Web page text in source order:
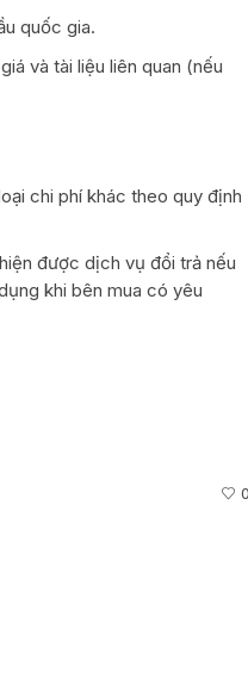
quốc gia.
và tài liệu liên quan (nếu
chi phí khác theo quy định
được dịch vụ đổi trả nếu
khi bên mua có yêu
0